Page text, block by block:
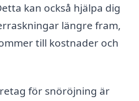
kan också hjälpa dig
längre fram,
till kostnader och
för snöröjning är